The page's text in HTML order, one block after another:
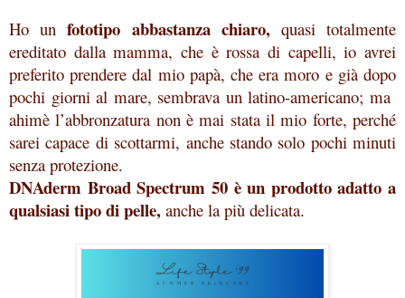
Ho unfototipo abbastanza chiaro,quasi totalmente
ereditato dalla mamma, che è rossa di capelli, io avrei
preferito prendere dal mio papà, che era moro e già dopo
pochi giorni al mare, sembrava un latino-americano; ma
ahimè l’abbronzatura non è mai stata il mio forte, perché
sarei capace di scottarmi, anche stando solo pochi minuti
senza protezione.
DNAderm Broad Spectrum 50 èun prodotto adatto a
qualsiasi tipo di pelle, anche la più delicata.